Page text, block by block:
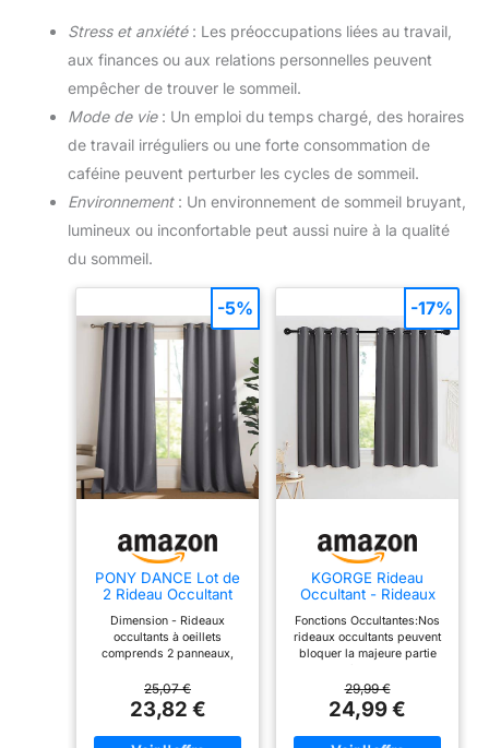
Stress et anxiété: Les préoccupations liées au travail,
aux finances ou aux relations personnelles peuvent
empêcher de trouver le sommeil.
Mode de vie: Un emploi du temps chargé, des horaires
de travail irréguliers ou une forte consommation de
caféine peuvent perturber les cycles de sommeil.
Environnement: Un environnement de sommeil bruyant,
lumineux ou inconfortable peut aussi nuire à la qualité
du sommeil.
PONY DANCE Lot de
2 Rideau Occultant
Anti Froid et Chaleur
140x240 (lxH)
Tenture Opaque à
Lumiere Uv
Decoration Chambre
Maison Salon
Intérieurs, Gris
Dimension - Rideaux
occultants à oeillets
comprends 2 panneaux,
140cm x 240cm. La hauteur
du rideau mesurée à partir
du sommet de l'anneau.
Pour mieux correspondre,
25,07 €
23,82 €
-5%
KGORGE Rideau
Occultant - Rideaux
Froid Chaleur et UV
Fonctions Occultantes:Nos
rideaux occultants peuvent
bloquer la majeure partie
couleurs plus foncées
fonctionnent mieux. Parfait
pour les fenêtres, le salon,
les chambres de jeunes, les
29,99 €
24,99 €
-17%